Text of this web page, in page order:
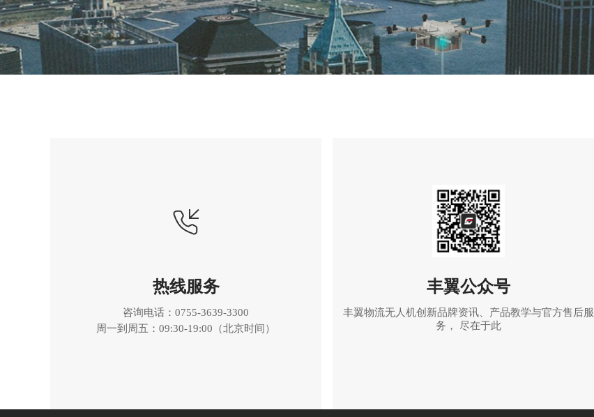
热线服务
咨询电话：0755-3639-3300
周一到周五：09:30-19:00（北京时间）
丰翼公众号
丰翼物流无人机创新品牌资讯、产品教学与官方售后服
务， 尽在于此